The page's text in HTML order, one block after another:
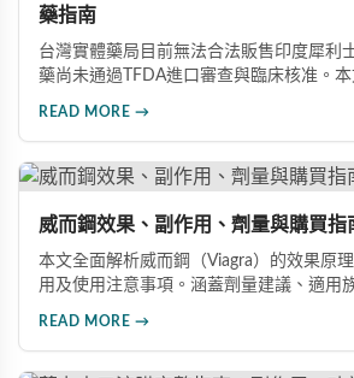
藥指南
台灣實體藥局目前無法合法販售印度犀利
藥尚未通過TFDA進口審查與臨床核准。
印度犀利士。
READ MORE →
威而鋼效果、副作用、劑量與購買指
本文全面解析威而鋼（Viagra）的效果原
用及使用注意事項。涵蓋劑量建議、適用
READ MORE →